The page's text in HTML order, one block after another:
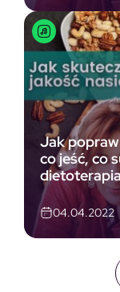
Jak
co jeść, co
04.04.2022